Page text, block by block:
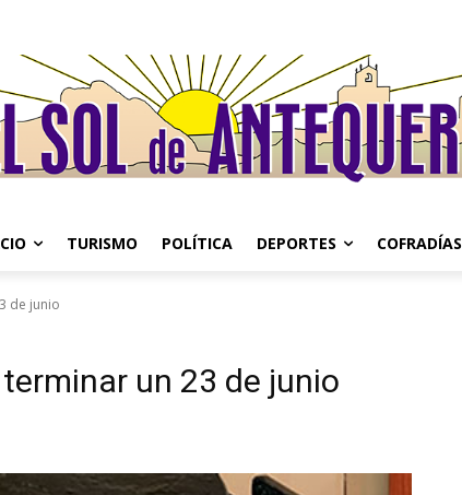
TURISMO POLÍTICA DEPORTES COFRADÍAS
de junio
un 23 de junio